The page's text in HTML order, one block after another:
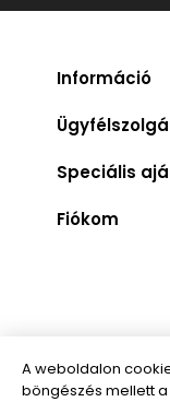
Információ
Speciális
Fiókom
A weboldalon
böngészés mellett